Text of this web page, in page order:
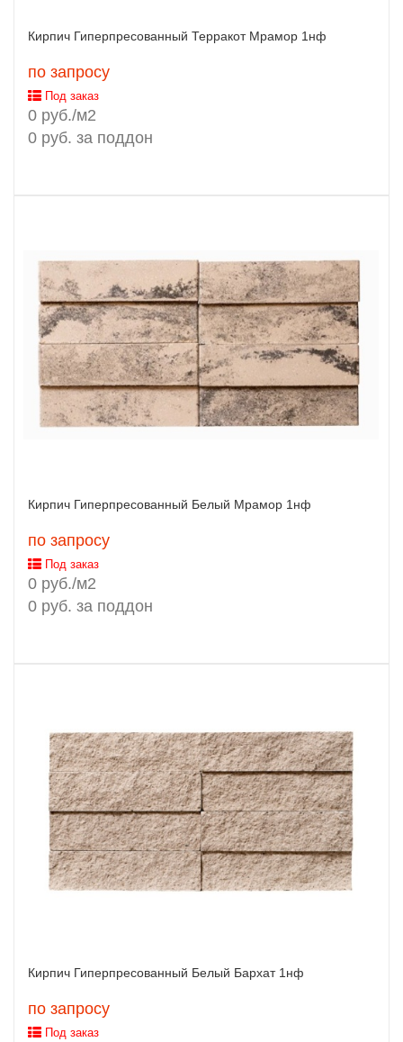
Кирпич Гиперпресованный Терракот Мрамор 1нф
по запросу
Под заказ
0 руб./м2
0 руб. за поддон
Кирпич Гиперпресованный Белый Мрамор 1нф
по запросу
Под заказ
0 руб./м2
0 руб. за поддон
Кирпич Гиперпресованный Белый Бархат 1нф
по запросу
Под заказ